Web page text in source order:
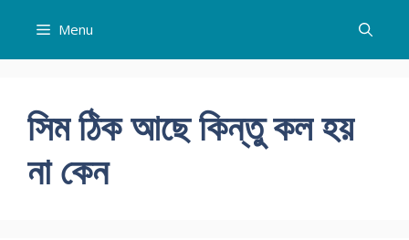
content
Menu
সিম ঠিক আছে কিন্তু কল হয়
না কেন